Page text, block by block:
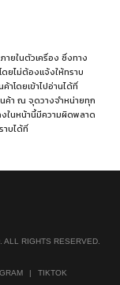
ยในตัวเครื่อง ซึ่งทาง
ดยไม่ต้องแจ้งให้ทราบ
าโดยเข้าไปอ่านได้ที่
ค้า ณ จุดวางจำหน่ายทุก
ในหน้านี้มีความผิดพลาด
าบได้ที่
RIGHTS RESERVED.
| TIKTOK